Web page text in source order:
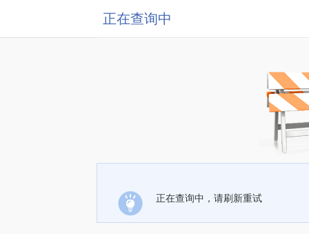
正在查询中
正在查询中，请刷新重试